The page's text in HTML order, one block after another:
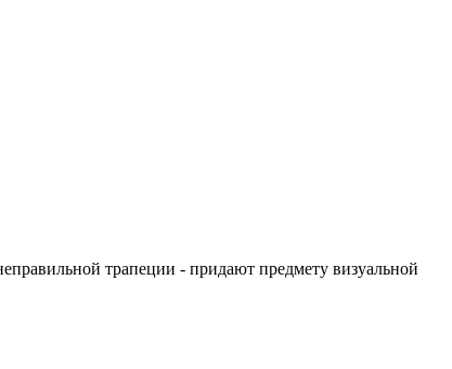
трапеции - придают предмету визуальной